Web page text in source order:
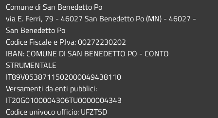
Comune di San Benedetto Po
via E. Ferri, 79 - 46027 San Benedetto Po (MN) - 46027 -
San Benedetto Po
Codice Fiscale e P.Iva: 00272230202
IBAN: COMUNE DI SAN BENEDETTO PO - CONTO
STRUMENTALE
IT89V0538711502000049438110
Versamenti da enti pubblici:
IT20G0100004306TU0000004343
Codice univoco ufficio: UFZT5D